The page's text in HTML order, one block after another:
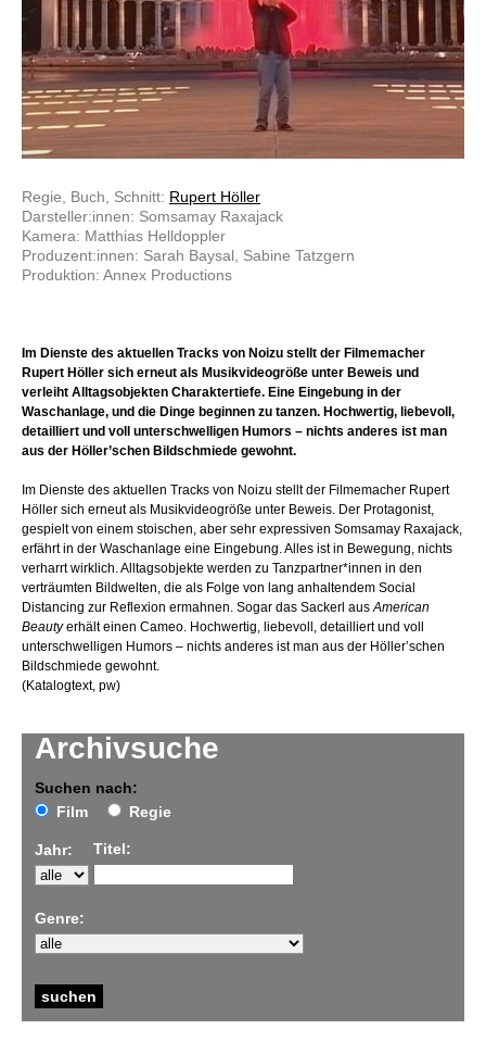
Archivsuche
Suchen nach:
Film
Regie
Jahr: Titel:
Genre:
Regie, Buch, Schnitt: Rupert Höller
Darsteller:innen: Somsamay Raxajack
Kamera: Matthias Helldoppler
Produzent:innen: Sarah Baysal, Sabine Tatzgern
Produktion: Annex Productions
Im Dienste des aktuellen Tracks von Noizu stellt der Filmemacher
Rupert Höller sich erneut als Musikvideogröße unter Beweis und
verleiht Alltagsobjekten Charaktertiefe. Eine Eingebung in der
Waschanlage, und die Dinge beginnen zu tanzen. Hochwertig, liebevoll,
detailliert und voll unterschwelligen Humors – nichts anderes ist man
aus der Höller’schen Bildschmiede gewohnt.
Im Dienste des aktuellen Tracks von Noizu stellt der Filmemacher Rupert
Höller sich erneut als Musikvideogröße unter Beweis. Der Protagonist,
gespielt von einem stoischen, aber sehr expressiven Somsamay Raxajack,
erfährt in der Waschanlage eine Eingebung. Alles ist in Bewegung, nichts
verharrt wirklich. Alltagsobjekte werden zu Tanzpartner*innen in den
verträumten Bildwelten, die als Folge von lang anhaltendem Social
Distancing zur Reflexion ermahnen. Sogar das Sackerl ausAmerican
Beautyerhält einen Cameo. Hochwertig, liebevoll, detailliert und voll
unterschwelligen Humors – nichts anderes ist man aus der Höller’schen
Bildschmiede gewohnt.
(Katalogtext, pw)